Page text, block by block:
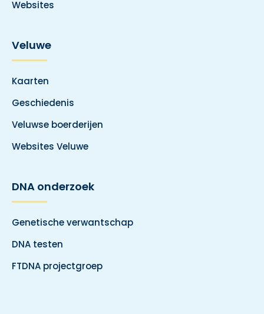
Websites
Veluwe
Kaarten
Geschiedenis
Veluwse boerderijen
Websites Veluwe
DNA onderzoek
Genetische verwantschap
DNA testen
FTDNA projectgroep